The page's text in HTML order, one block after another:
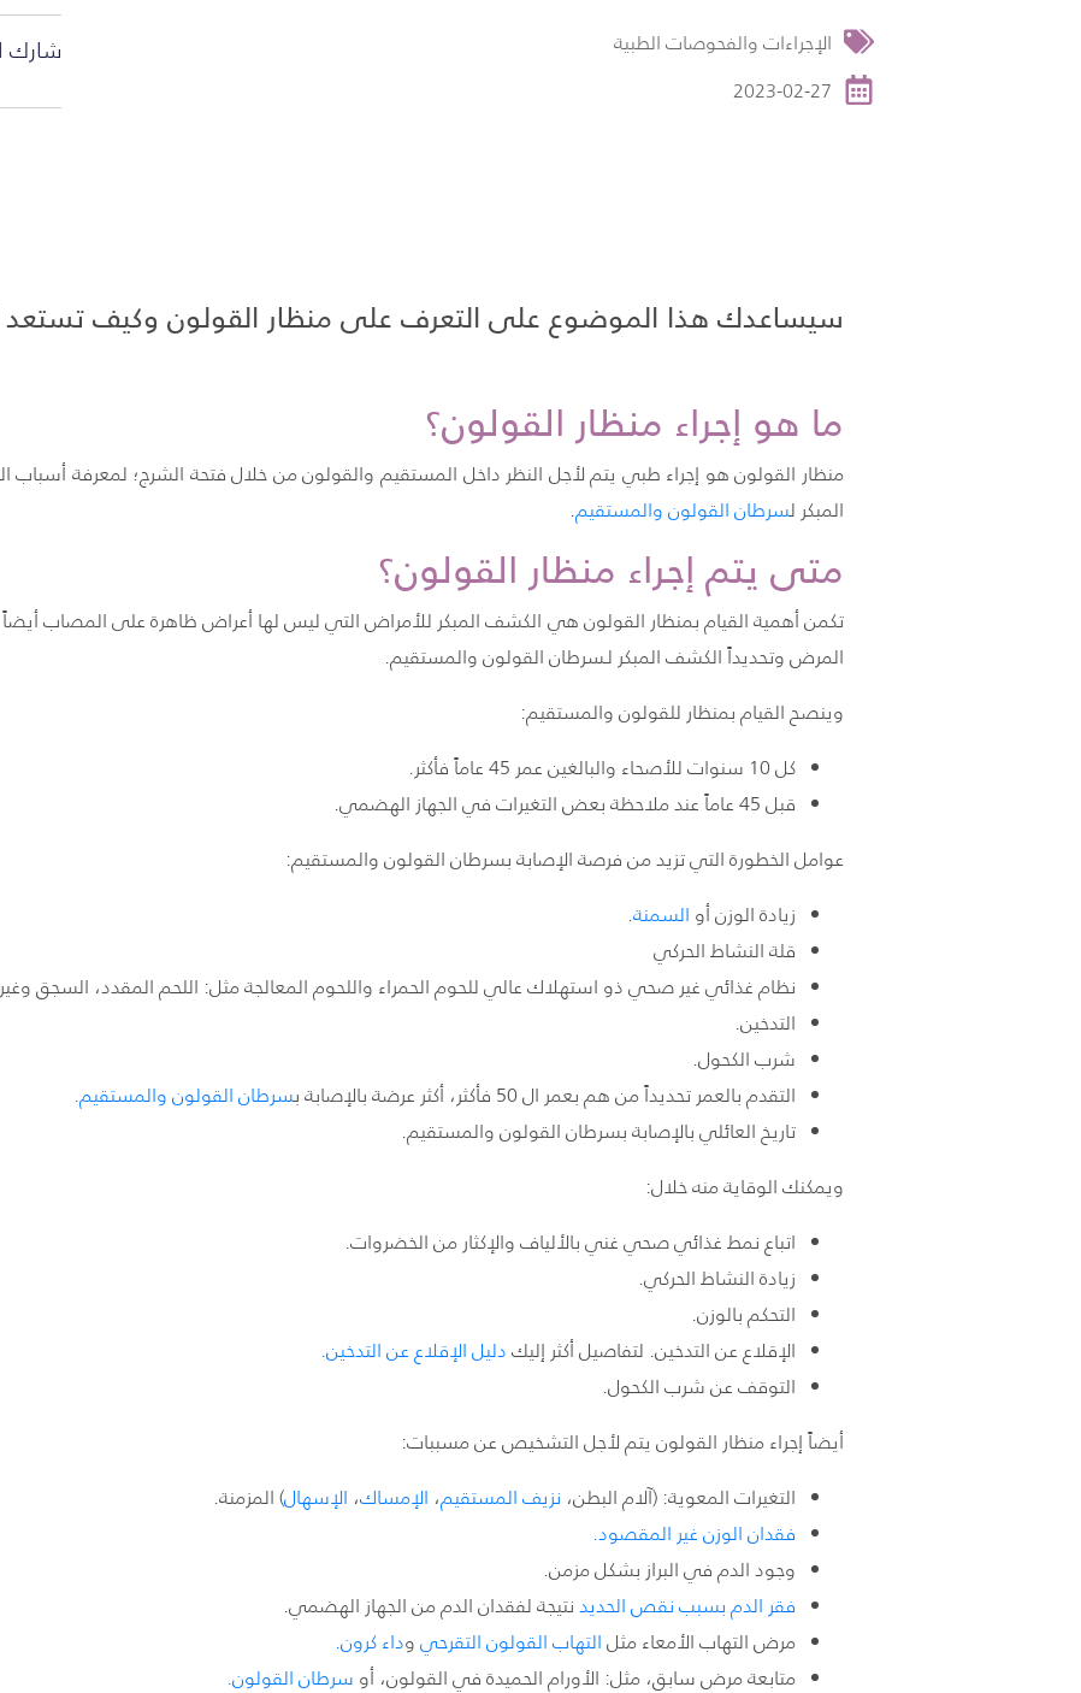
الإجراءات والفحوصات الطبية
2023-02-27
شارك
سيساعدك هذا الموضوع على التعرف على منظار القولون وكيف تستعد
ما هو إجراء منظار القولون؟
منظار القولون هو إجراء طبي يتم لأجل النظر داخل المستقيم والقولون من خلال فتحة الشرج؛ لمعرفة
المبكر لسرطان القولون والمستقيم.
متى يتم إجراء منظار القولون؟
تكمن أهمية القيام بمنظار القولون هي الكشف المبكر للأمراض التي ليس لها أعراض ظاهرة على المصاب
المرض وتحديداً الكشف المبكر لـسرطان القولون والمستقيم.
وينصح القيام بمنظار للقولون والمستقيم:
كل 10 سنوات للأصحاء والبالغين عمر 45 عاماً فأكثر.
قبل 45 عاماً عند ملاحظة بعض التغيرات في الجهاز الهضمي.
عوامل الخطورة التي تزيد من فرصة الإصابة بسرطان القولون والمستقيم:
زيادة الوزن أو السمنة.
قلة النشاط الحركي
نظام غذائي غير صحي ذو استهلاك عالي للحوم الحمراء واللحوم المعالجة مثل: اللحم المقدد، السجق
التدخين.
شرب الكحول.
التقدم بالعمر تحديداً من هم بعمر ال 50 فأكثر، أكثر عرضة بالإصابة ب
سرطان القولون والمستقيم.
تاريخ العائلي بالإصابة بسرطان القولون والمستقيم.
ويمكنك الوقاية منه خلال:
اتباع نمط غذائي صحي غني بالألياف والإكثار من الخضروات.
زيادة النشاط الحركي.
التحكم بالوزن.
الإقلاع عن التدخين. لتفاصيل أكثر إليك دليل الإقلاع عن التدخين.
التوقف عن شرب الكحول.
أيضاً إجراء منظار القولون يتم لأجل التشخيص عن مسببات:
التغيرات المعوية: (آلام البطن، نزيف المستقيم، الإمساك، الإسهال) المزمنة.
فقدان الوزن غير المقصود.
وجود الدم في البراز بشكل مزمن.
فقر الدم بسبب نقص الحديد نتيجة لفقدان الدم من الجهاز الهضمي.
مرض التهاب الأمعاء مثل التهاب القولون التقرحي وداء كرون.
متابعة مرض سابق، مثل: الأورام الحميدة في القولون، أو سرطان القولون.